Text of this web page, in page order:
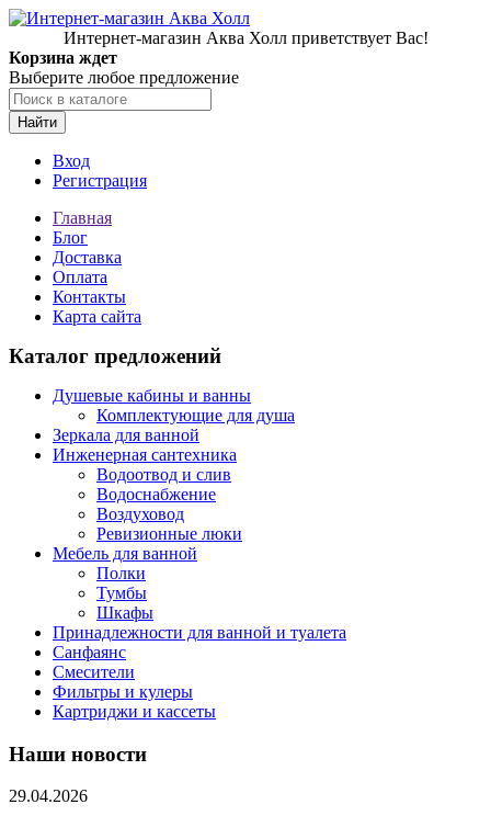
Интернет-магазин Аква Холл приветствует Вас!
Корзина ждет
Выберите любое предложение
Найти
Вход
Регистрация
Главная
Блог
Доставка
Оплата
Контакты
Карта сайта
Каталог предложений
Душевые кабины и ванны
Комплектующие для душа
Зеркала для ванной
Инженерная сантехника
Водоотвод и слив
Водоснабжение
Воздуховод
Ревизионные люки
Мебель для ванной
Полки
Тумбы
Шкафы
Принадлежности для ванной и туалета
Санфаянс
Смесители
Фильтры и кулеры
Картриджи и кассеты
Наши новости
29.04.2026